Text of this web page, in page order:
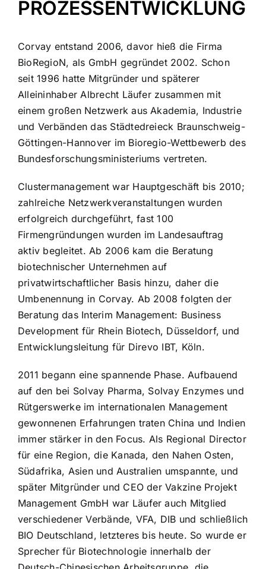
PROZESSENTWICKLUNG
Corvay entstand 2006, davor hieß die Firma
BioRegioN, als GmbH gegründet 2002. Schon
seit 1996 hatte Mitgründer und späterer
Alleininhaber Albrecht Läufer zusammen mit
einem großen Netzwerk aus Akademia, Industrie
und Verbänden das Städtedreieck Braunschweig-
Göttingen-Hannover im Bioregio-Wettbewerb des
Bundesforschungsministeriums vertreten.
Clustermanagement war Hauptgeschäft bis 2010;
zahlreiche Netzwerkveranstaltungen wurden
erfolgreich durchgeführt, fast 100
Firmengründungen wurden im Landesauftrag
aktiv begleitet. Ab 2006 kam die Beratung
biotechnischer Unternehmen auf
privatwirtschaftlicher Basis hinzu, daher die
Umbenennung in Corvay. Ab 2008 folgten der
Beratung das Interim Management: Business
Development für Rhein Biotech, Düsseldorf, und
Entwicklungsleitung für Direvo IBT, Köln.
2011 begann eine spannende Phase. Aufbauend
auf den bei Solvay Pharma, Solvay Enzymes und
Rütgerswerke im internationalen Management
gewonnenen Erfahrungen traten China und Indien
immer stärker in den Focus. Als Regional Director
für eine Region, die Kanada, den Nahen Osten,
Südafrika, Asien und Australien umspannte, und
später Mitgründer und CEO der Vakzine Projekt
Management GmbH war Läufer auch Mitglied
verschiedener Verbände, VFA, DIB und schließlich
BIO Deutschland, letzteres bis heute. So wurde er
Sprecher für Biotechnologie innerhalb der